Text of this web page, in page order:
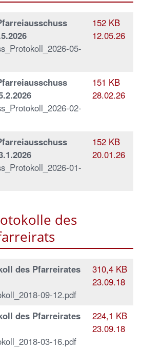
05-
152 KB
12.05.26
02-
151 KB
28.02.26
01-
152 KB
20.01.26
des
des Pfarreirates
09-12.pdf
310,4 KB
23.09.18
des Pfarreirates
03-16.pdf
224,1 KB
23.09.18